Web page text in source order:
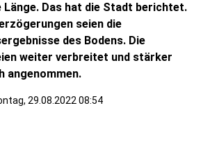
Länge. Das hat die Stadt berichtet.
seien die
des Bodens. Die
weiter verbreitet und stärker
angenommen.
29.08.2022 08:54